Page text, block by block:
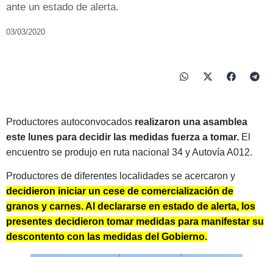
ante un estado de alerta.
03/03/2020
Productores autoconvocados realizaron una asamblea
este lunes para decidir las medidas fuerza a tomar. El
encuentro se produjo en ruta nacional 34 y Autovía A012.
Productores de diferentes localidades se acercaron y
decidieron iniciar un cese de comercialización de
granos y carnes. Al declararse en estado de alerta, los
presentes decidieron tomar medidas para manifestar su
descontento con las medidas del Gobierno.